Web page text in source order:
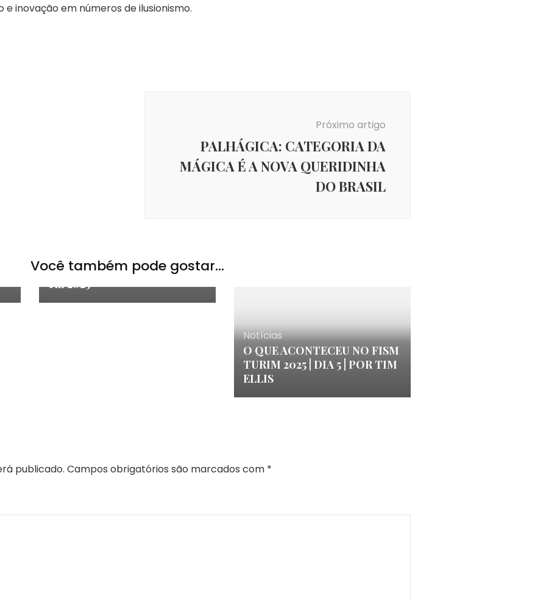
inovação em números de ilusionismo.
Próximo artigo
PALHÁGICA: CATEGORIA DA
MÁGICA É A NOVA QUERIDINHA
DO BRASIL
Você também pode gostar...
marcaram a mágica brasileira
em 2025
Notícias
O QUE ACONTECEU NO FISM
TURIM 2025 | DIA 5 | POR TIM
ELLIS
publicado. Campos obrigatórios são marcados com *